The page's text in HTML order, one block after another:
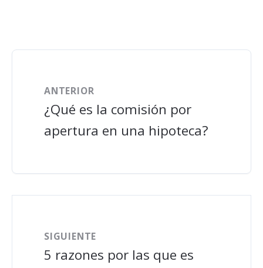
ANTERIOR
¿Qué es la comisión por
apertura en una hipoteca?
SIGUIENTE
5 razones por las que es